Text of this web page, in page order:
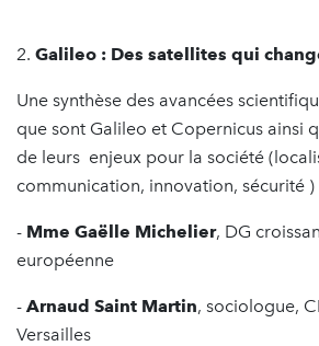
2. Galileo : Des satellites qui
Une synthèse des avancées
que sont Galileo et Copernicus ainsi
de leurs enjeux pour la société
communication, innovation, sécurité )
- Mme Gaëlle Michelier, DG
européenne
- Arnaud Saint Martin, sociologue,
Versailles